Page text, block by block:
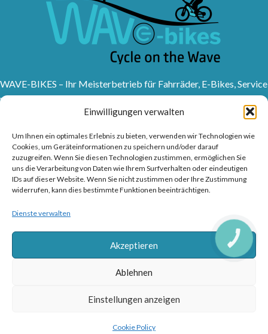
Einwilligungen verwalten
Um Ihnen ein optimales Erlebnis zu bieten, verwenden wir Technologien wie
Cookies, um Geräteinformationen zu speichern und/oder darauf
zuzugreifen. Wenn Sie diesen Technologien zustimmen, ermöglichen Sie
uns die Verarbeitung von Daten wie Ihrem Surfverhalten oder eindeutigen
IDs auf dieser Website. Wenn Sie nicht zustimmen oder Ihre Zustimmung
widerrufen, kann dies bestimmte Funktionen beeinträchtigen.
Dienste verwalten
Akzeptieren
Ablehnen
Einstellungen anzeigen
Cookie Policy
WAVE-BIKES – Ihr Meisterbetrieb für Fahrräder, E-Bikes, Service
und professionelle Beratung.
Tel: 02242 9176417
Frankfurter Str. 1, 53721 Siegburg
Tel: 02241315150
info@wave-bikes.de
RAD & TRENDS
FUSSZEILENMENÜ
WoodMarttheme2026WooCommerce Themes
CALL
BUTTON